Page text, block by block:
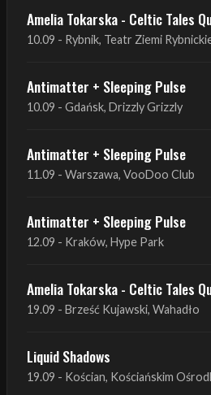
Antimatter + Sleeping Pulse
10.09 - Gdańsk, Drizzly Grizzly
Antimatter + Sleeping Pulse
11.09 - Warszawa, VooDoo Club
Antimatter + Sleeping Pulse
12.09 - Kraków, Hype Park
Amelia Tokarska - Celtic Tales
19.09 - Brześć Kujawski, Wahadło
Liquid Shadows
19.09 - Kościan, Kościańskim
Amelia Tokarska - Celtic Tales
20.09 - Brześć Kujawski, Wahadło